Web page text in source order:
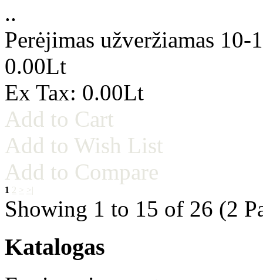
..
Perėjimas užveržiamas
0.00Lt
Ex Tax: 0.00Lt
Add to Cart
Add to Wish List
Add to Compare
1 2 > >|
Showing 1 to 15 of 26 (2
Katalogas